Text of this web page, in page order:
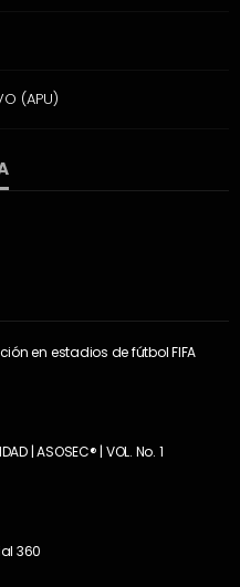
(APU)
en estadios de fútbol FIFA
| ASOSEC® | VOL. No. 1
360